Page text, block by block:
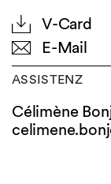
V-Card
E-Mail
ASSISTENZ
Célimène